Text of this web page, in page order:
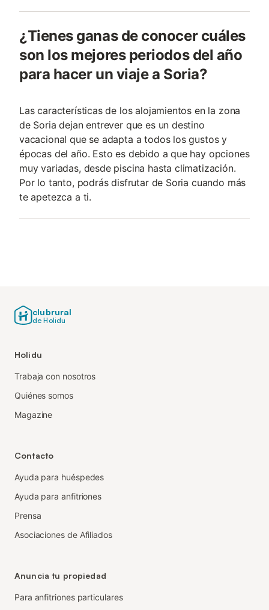
¿Tienes ganas de conocer cuáles
son los mejores periodos del año
para hacer un viaje a Soria?
Las características de los alojamientos en la zona
de Soria dejan entrever que es un destino
vacacional que se adapta a todos los gustos y
épocas del año. Esto es debido a que hay opciones
muy variadas, desde piscina hasta climatización.
Por lo tanto, podrás disfrutar de Soria cuando más
te apetezca a ti.
clubrural
de Holidu
Holidu
Trabaja con nosotros
Quiénes somos
Magazine
Contacto
Ayuda para huéspedes
Ayuda para anfitriones
Prensa
Asociaciones de Afiliados
Anuncia tu propiedad
Para anfitriones particulares